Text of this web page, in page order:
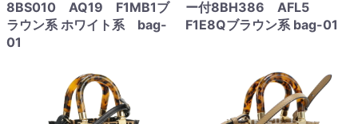
8BS010 AQ19 F1MB1ブ
ラウン系 ホワイト系 bag-
01
ー付8BH386 AFL5
F1E8Qブラウン系 bag-01